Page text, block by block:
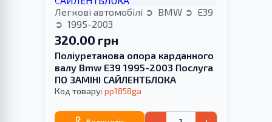
Легкові автомобілі BMW
E39
1995-2003
320.00 грн
Поліуретанова опора карданного
валу Bmw E39 1995-2003 Послуга
ПО ЗАМІНІ САЙЛЕНТБЛОКА
Код товару: pp1858ga